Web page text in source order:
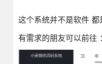
这个系统并不是软件
有需求的朋友可以前往 ：